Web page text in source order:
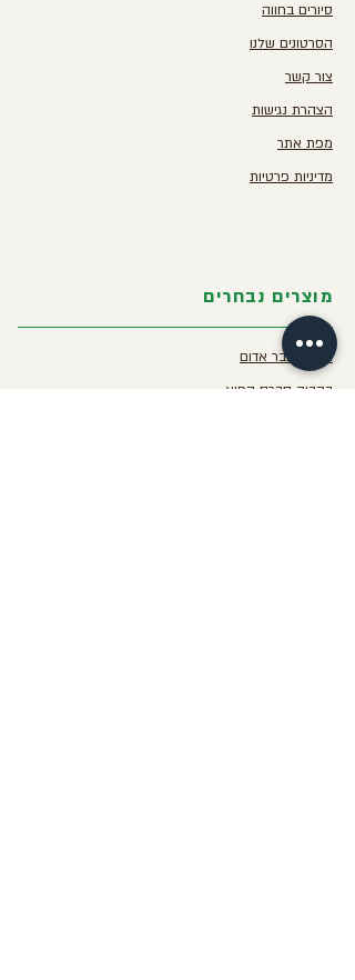
סיורים בחווה
הסרטונים שלנו
צור קשר
הצהרת נגישות
מפת אתר
מדיניות פרטיות
מוצרים נבחרים
אבקת צבר אדום
בקבוק סברס קפוא